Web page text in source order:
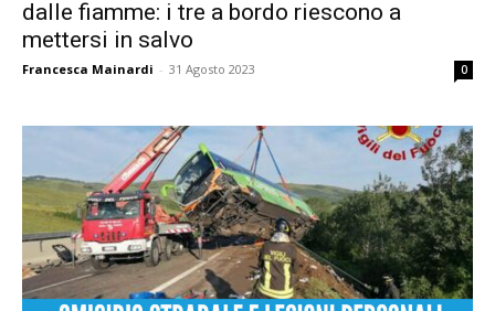
dalle fiamme: i tre a bordo riescono a
mettersi in salvo
Francesca Mainardi - 31 Agosto 2023 0